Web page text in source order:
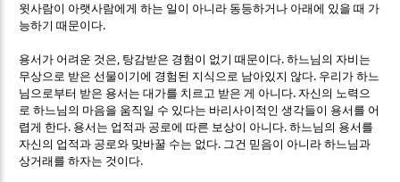
윗사람이 아랫사람에게 하는 일이 아니라 동등하거나 아래에 있을 때 가
능하기 때문이다.
용서가 어려운 것은, 탕감받은 경험이 없기 때문이다.하느님의 자비는
무상으로 받은 선물이기에 경험된 지식으로 남아있지 않다. 우리가 하느
님으로부터 받은 용서는 대가를 치르고 받은 게 아니다.자신의 노력으
로 하느님의 마음을 움직일 수 있다는 바리사이적인 생각들이 용서를 어
렵게 한다. 용서는 업적과 공로에 따른 보상이 아니다.하느님의 용서를
자신의 업적과 공로와 맞바꿀 수는 없다. 그건 믿음이 아니라 하느님과
상거래를 하자는 것이다.